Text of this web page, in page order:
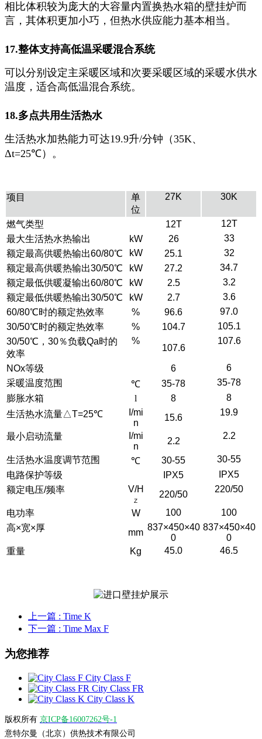
相比体积较为庞大的大容量内置换热水箱的壁挂炉而
言，其体积更加小巧，但热水供应能力基本相当。
17.整体支持高低温采暖混合系统
可以分别设定主采暖区域和次要采暖区域的采暖水供水
温度，适合高低温混合系统。
18.多点共用生活热水
生活热水加热能力可达19.9升/分钟（35K、
Δt=25℃）。
项目
单
位
27K 30K
燃气类型 12T
12T
最大生活热水热输出
kW 26
33
额定最高供暖热输出60/80℃
kW 25.1
32
额定最高供暖热输出30/50℃
kW 27.2
34.7
额定最低供暖凝输出60/80℃
kW 2.5
3.2
额定最低供暖热输出30/50℃
kW 2.7
3.6
60/80℃时的额定热效率
% 96.6
97.0
30/50℃时的额定热效率
% 104.7
105.1
30/50℃，30％负载Qa时的
效率
%
107.6
107.6
NOx等级 6
6
采暖温度范围
℃ 35-78
35-78
膨胀水箱
l 8
8
生活热水流量△T=25℃
I/mi
n
15.6
19.9
最小启动流量
I/mi
n
2.2
2.2
生活热水温度调节范围 ℃ 30-55
30-55
电路保护等级
IPX5
IPX5
额定电压/频率
V/H
Z
220/50
220/50
电功率 W 100
100
高×宽×厚
mm
837×450×40
0
837×450×40
0
重量
Kg 45.0 46.5
上一篇 : Time K
下一篇 : Time Max F
为您推荐
City Class F
City Class FR
City Class K
版权所有 京ICP备16007262号-1
意特尔曼（北京）供热技术有限公司